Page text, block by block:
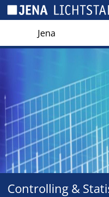
Jena
Controlling &
Cookie-Einstellungen